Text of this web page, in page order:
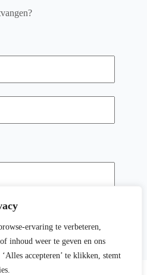
ervaring te verbeteren,
inhoud weer te geven en ons
accepteren’ te klikken, stemt
Kachelspeciaalzaak BV -